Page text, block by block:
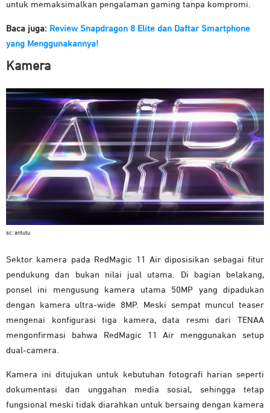
untuk memaksimalkan pengalaman gaming tanpa kompromi.
Baca juga: Review Snapdragon 8 Elite dan Daftar Smartphone
yang Menggunakannya!
Kamera
sc: antutu
Sektor kamera pada RedMagic 11 Air diposisikan sebagai fitur
pendukung dan bukan nilai jual utama. Di bagian belakang,
ponsel ini mengusung kamera utama 50MP yang dipadukan
dengan kamera ultra-wide 8MP. Meski sempat muncul teaser
mengenai konfigurasi tiga kamera, data resmi dari TENAA
mengonfirmasi bahwa RedMagic 11 Air menggunakan setup
dual-camera.
Kamera ini ditujukan untuk kebutuhan fotografi harian seperti
dokumentasi dan unggahan media sosial, sehingga tetap
fungsional meski tidak diarahkan untuk bersaing dengan kamera